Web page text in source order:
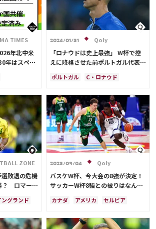
TIMES
年北中米
年はスペイ
ゼンチ
ドイツ
コ
カナダ
ス
ル
2024/01/31 Qoly
「ロナウドは史上最強」 W杯で控
えに降格させた前ポルトガル代表監
ポルトガル
C・ロナウド
ZONE
敗退の危機
？ ロマーリ
ラム】
ングランド
2023/09/04 Qoly
バスケW杯、今大会の8強が決定！
サッカーW杯8強との被りはなんと
カナダ アメリカ
セルビア
ドイツ
フランス
アルゼンチン